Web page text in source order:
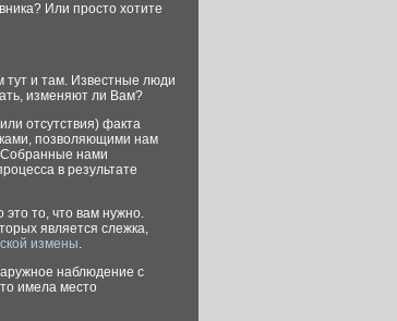
Или просто хотите
и там. Известные люди
изменяют ли Вам?
отсутствия) факта
позволяющими нам
Собранные нами
в результате
это то, что вам нужно.
является слежка,
измены.
наблюдение с
имела место